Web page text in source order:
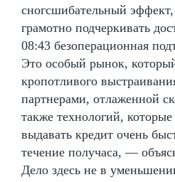
сногсшибательный эффект,
грамотно подчеркивать
08:43 безоперационная
Это особый рынок,
кропотливого
партнерами, отлаженной
также технологий,
выдавать кредит очень
течение получаса, —
Дело здесь не в